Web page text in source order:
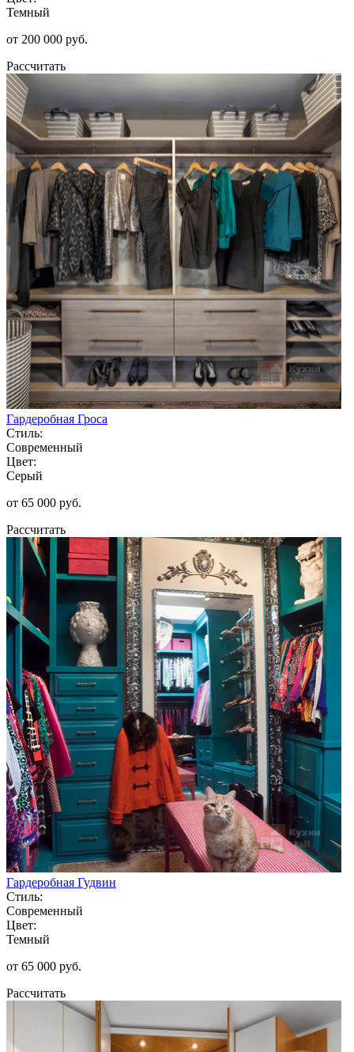
Темный
от 200 000 руб.
Рассчитать
Гардеробная Гроса
Стиль:
Современный
Цвет:
Серый
от 65 000 руб.
Рассчитать
Гардеробная Гудвин
Стиль:
Современный
Цвет:
Темный
от 65 000 руб.
Рассчитать